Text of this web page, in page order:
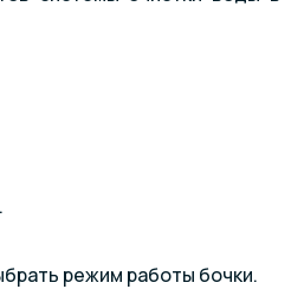
режим работы бочки.